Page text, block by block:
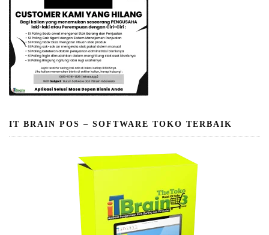
IT BRAIN POS – SOFTWARE TOKO TERBAIK